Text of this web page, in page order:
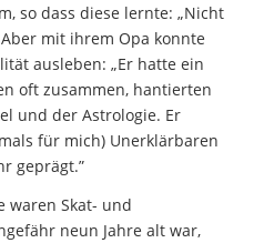
so dass diese lernte: „Nicht
mit ihrem Opa konnte
ausleben: „Er hatte ein
oft zusammen, hantierten
und der Astrologie. Er
für mich) Unerklärbaren
geprägt.”
waren Skat- und
neun Jahre alt war,